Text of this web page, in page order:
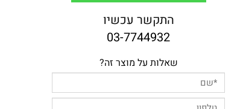
התקשר עכשיו
03-7744932
שאלות על מוצר זה?